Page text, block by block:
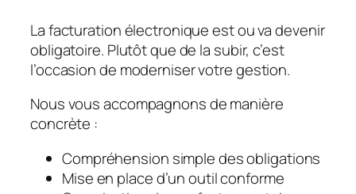
La facturation électronique est ou va devenir
obligatoire. Plutôt que de la subir, c’est
l’occasion de moderniser votre gestion.
Nous vous accompagnons de manière
concrète :
Compréhension simple des obligations
Mise en place d’un outil conforme